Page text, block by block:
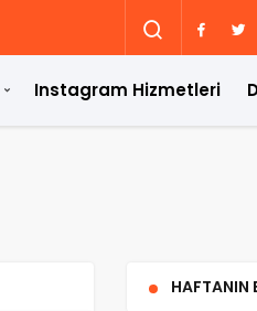
Instagram Hizmetleri
HAFTANIN